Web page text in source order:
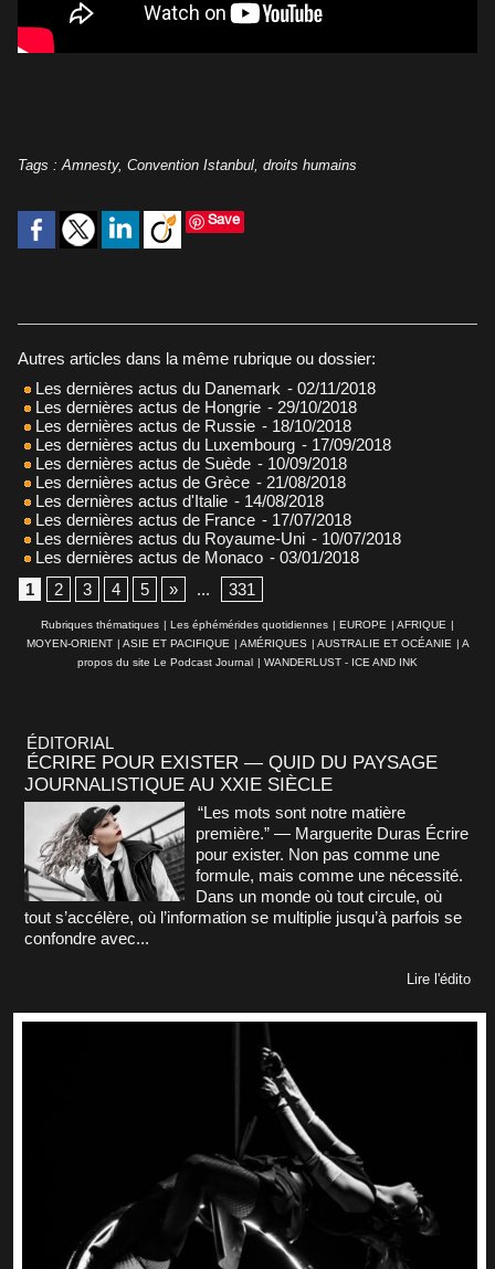
Tags : Amnesty, Convention Istanbul droits humains
Save
Autres articles dans la même rubrique ou dossier:
Les dernières actus du Danemark - 02/11/2018
Les dernières actus de Hongrie - 29/10/2018
Les dernières actus de Russie - 18/10/2018
Les dernières actus du Luxembourg - 17/09/2018
Les dernières actus de Suède - 10/09/2018
Les dernières actus de Grèce - 21/08/2018
Les dernières actus d'Italie - 14/08/2018
Les dernières actus de France - 17/07/2018
Les dernières actus du Royaume-Uni - 10/07/2018
Les dernières actus de Monaco - 03/01/2018
1
2 3 4 5 » ... 331
Rubriques thématiques | Les éphémérides quotidiennes | EUROPE | AFRIQUE |
MOYEN-ORIENT | ASIE ET PACIFIQUE | AMÉRIQUES | AUSTRALIE ET OCÉANIE | A
propos du site Le Podcast Journal | WANDERLUST - ICE AND INK
ÉDITORIAL
ÉCRIRE POUR EXISTER — QUID DU PAYSAGE
JOURNALISTIQUE AU XXIE SIÈCLE
“Les mots sont notre matière
première.” — Marguerite Duras Écrire
pour exister. Non pas comme une
formule, mais comme une nécessité.
Dans un monde où tout circule, où
tout s’accélère, où l’information se multiplie jusqu’à parfois se
confondre avec...
Lire l'édito